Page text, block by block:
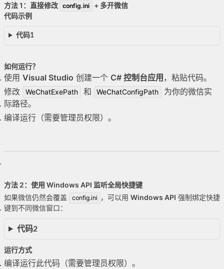
方法 1：直接修改 config.ini
+ 多开微信
代码示例
代码1
如何运行？
使用 Visual Studio 创建一个 C# 控制台应用 ，粘贴代码。
修改
WeChatExePath 和 WeChatConfigPath
为你的微信实
际路径。
编译运行（需要管理员权限）。
方法 2：使用 Windows API 监听全局快捷键
如果微信仍然会覆盖
config.ini ，可以用 Windows API 强制绑定快捷
键到不同微信窗口：
代码2
运行方式
编译运行此代码（需要管理员权限）。